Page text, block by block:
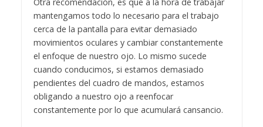
mantengamos todo lo necesario para el trabajo
cerca de la pantalla para evitar demasiado
movimientos oculares y cambiar constantemente
el enfoque de nuestro ojo. Lo mismo sucede
cuando conducimos, si estamos demasiado
pendientes del cuadro de mandos, estamos
obligando a nuestro ojo a reenfocar
constantemente por lo que acumulará cansancio.